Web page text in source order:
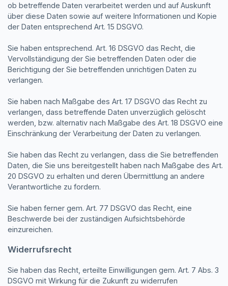
ob betreffende Daten verarbeitet werden und auf Auskunft
über diese Daten sowie auf weitere Informationen und Kopie
der Daten entsprechend Art. 15 DSGVO.
Sie haben entsprechend. Art. 16 DSGVO das Recht, die
Vervollständigung der Sie betreffenden Daten oder die
Berichtigung der Sie betreffenden unrichtigen Daten zu
verlangen.
Sie haben nach Maßgabe des Art. 17 DSGVO das Recht zu
verlangen, dass betreffende Daten unverzüglich gelöscht
werden, bzw. alternativ nach Maßgabe des Art. 18 DSGVO eine
Einschränkung der Verarbeitung der Daten zu verlangen.
Sie haben das Recht zu verlangen, dass die Sie betreffenden
Daten, die Sie uns bereitgestellt haben nach Maßgabe des Art.
20 DSGVO zu erhalten und deren Übermittlung an andere
Verantwortliche zu fordern.
Sie haben ferner gem. Art. 77 DSGVO das Recht, eine
Beschwerde bei der zuständigen Aufsichtsbehörde
einzureichen.
Widerrufsrecht
Sie haben das Recht, erteilte Einwilligungen gem. Art. 7 Abs. 3
DSGVO mit Wirkung für die Zukunft zu widerrufen